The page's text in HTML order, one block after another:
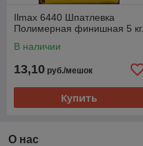
Ilmax 6440 Шпатлевка
Полимерная финишная 5 кг.
В наличии
13,10 руб./мешок
Купить
О нас